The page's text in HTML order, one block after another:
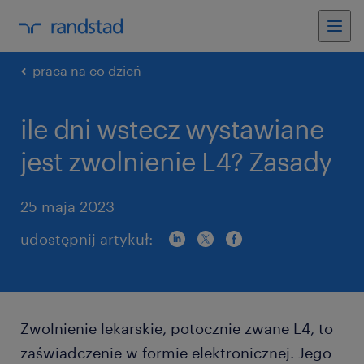
praca na co dzień
ile dni wstecz wystawiane
jest zwolnienie L4? Zasady
25 maja 2023
udostępnij artykuł:
Zwolnienie lekarskie, potocznie zwane L4, to
zaświadczenie w formie elektronicznej. Jego